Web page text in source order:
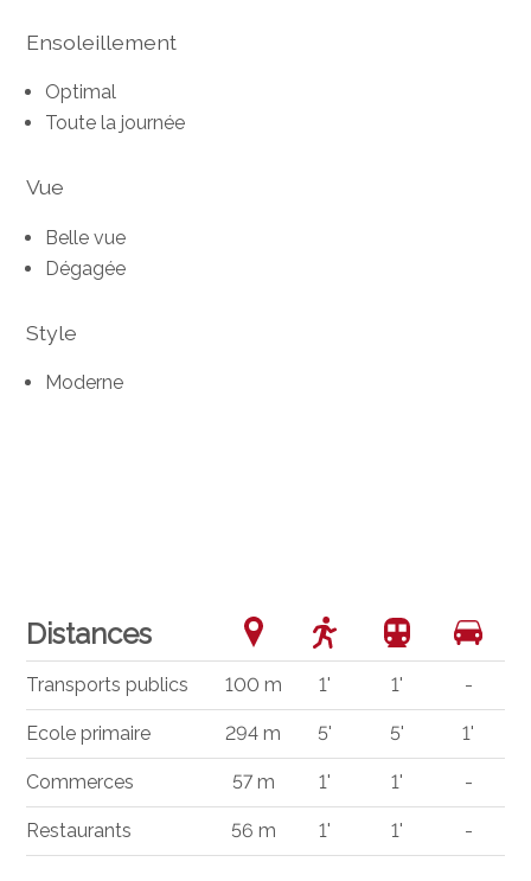
Ensoleillement
Optimal
Toute la journée
Vue
Belle vue
Dégagée
Style
Moderne
Distances
Transports publics 100 m 1' 1' -
Ecole primaire 294 m 5' 5' 1'
Commerces 57 m 1' 1' -
Restaurants 56 m 1' 1' -